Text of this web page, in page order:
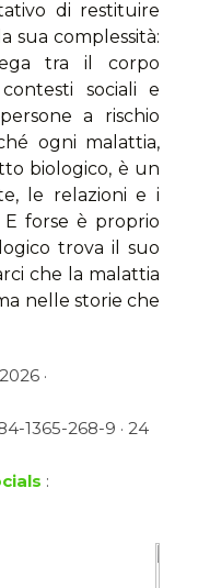
di restituire
sua complessità:
tra il corpo
sociali e
a rischio
ogni malattia,
biologico, è un
le relazioni e i
forse è proprio
trova il suo
che la malattia
nelle storie che
·
1365-268-9 · 24
: